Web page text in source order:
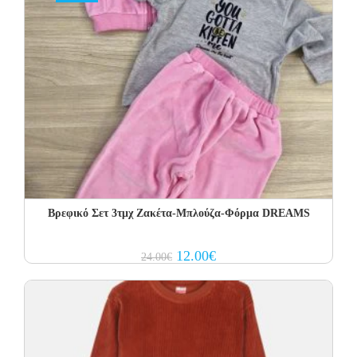
Βρεφικό Σετ 3τμχ Ζακέτα-Μπλούζα-Φόρμα DREAMS
24.00€ Original
price
24.00€.
12.00€Current
price
12.00€.